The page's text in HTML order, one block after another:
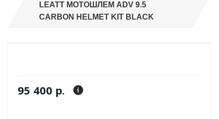
LEATT МОТОШЛЕМ ADV 9.5
CARBON HELMET KIT BLACK
95 400 р.